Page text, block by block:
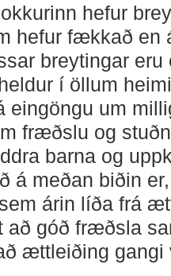
hefur
hefur fækkað en
breytingar
í öllum
eingöngu um
fræðslu og
barna og
á meðan biðin
árin líða frá
að góð fræðsla
ættleiðing gangi